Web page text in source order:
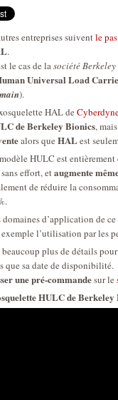
entreprises suiventle
.
le cas de lasociété
Universal Load
).
HAL de
de Berkeley Bionics,
alors que HALest
HULC est entièrement
effort, etaugmente
de réduire la
domaines d’application de ce
l’utilisation par les
beaucoup plus de détails
que sa date de disponibilité.
une pré-commandesur le
HULC de Berkeley